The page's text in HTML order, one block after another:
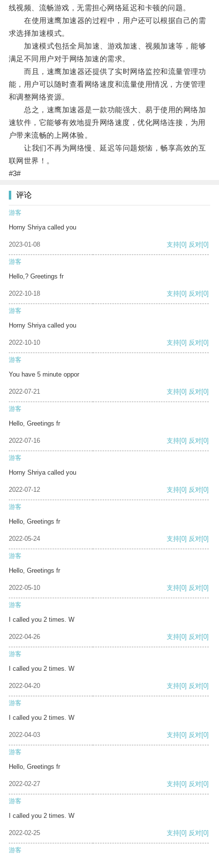
线视频、流畅游戏，无需担心网络延迟和卡顿的问题。
在使用速鹰加速器的过程中，用户还可以根据自己的需
求选择加速模式。
加速模式包括全局加速、游戏加速、视频加速等，能够
满足不同用户对于网络加速的需求。
而且，速鹰加速器还提供了实时网络监控和流量管理功
能，用户可以随时查看网络速度和流量使用情况，方便管理
和调整网络资源。
总之，速鹰加速器是一款功能强大、易于使用的网络加
速软件，它能够有效地提升网络速度，优化网络连接，为用
户带来流畅的上网体验。
让我们不再为网络慢、延迟等问题烦恼，畅享高效的互
联网世界！。
#3#
评论
游客
Horny Shriya called you
2023-01-08 支持[0] 反对[0]
游客
Hello,? Greetings fr
2022-10-18 支持[0] 反对[0]
游客
Horny Shriya called you
2022-10-10 支持[0] 反对[0]
游客
You have 5 minute oppor
2022-07-21 支持[0] 反对[0]
游客
Hello, Greetings fr
2022-07-16 支持[0] 反对[0]
游客
Horny Shriya called you
2022-07-12 支持[0] 反对[0]
游客
Hello, Greetings fr
2022-05-24 支持[0] 反对[0]
游客
Hello, Greetings fr
2022-05-10 支持[0] 反对[0]
游客
I called you 2 times. W
2022-04-26 支持[0] 反对[0]
游客
I called you 2 times. W
2022-04-20 支持[0] 反对[0]
游客
I called you 2 times. W
2022-04-03 支持[0] 反对[0]
游客
Hello, Greetings fr
2022-02-27 支持[0] 反对[0]
游客
I called you 2 times. W
2022-02-25 支持[0] 反对[0]
游客